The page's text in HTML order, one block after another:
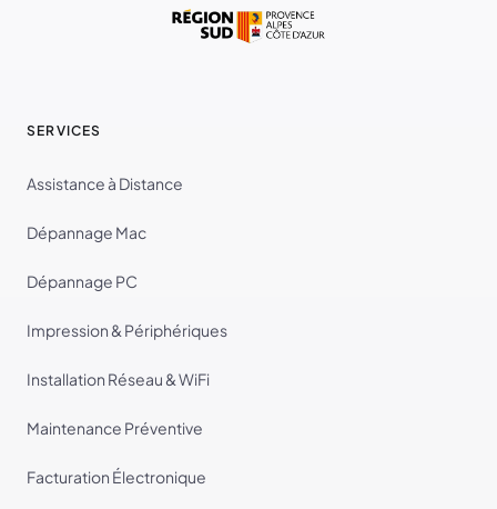
SERVICES
Assistance à Distance
Dépannage Mac
Dépannage PC
Impression & Périphériques
Installation Réseau & WiFi
Maintenance Préventive
Facturation Électronique